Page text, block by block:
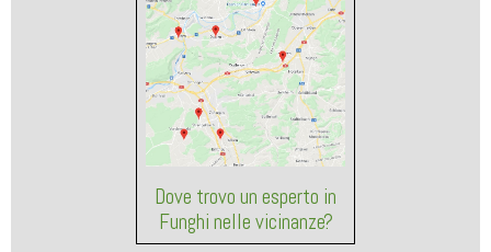
Dove trovo un esperto in
Funghi nelle vicinanze?